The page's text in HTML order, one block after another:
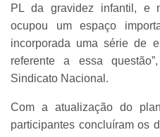
PL da gravidez infantil, e
ocupou um espaço
incorporada uma série de
referente a essa
Sindicato Nacional.
Com a atualização do
participantes concluíram os